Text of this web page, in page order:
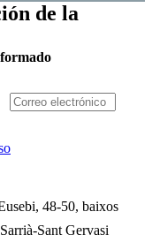
de la
48-50, baixos
Sant Gervasi